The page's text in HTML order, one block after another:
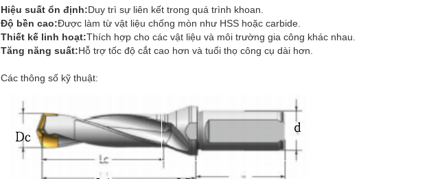
Hiệu suất ổn định:Duy trì sự liên kết trong quá trình khoan.
Độ bền cao:Được làm từ vật liệu chống mòn như HSS hoặc carbide.
Thiết kế linh hoạt:Thích hợp cho các vật liệu và môi trường gia công khác nhau.
Tăng năng suất:Hỗ trợ tốc độ cắt cao hơn và tuổi thọ công cụ dài hơn.
Các thông số kỹ thuật: